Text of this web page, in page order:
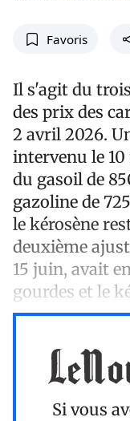
Favoris
Il s'agit du
des prix des
2 avril 2026.
intervenu le
du gasoil de
gazoline de
le kérosène
deuxième
15 juin, avait
gourdes et le
Si vous